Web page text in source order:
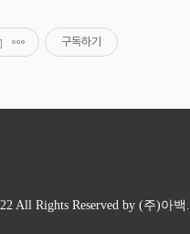
구독하기
All Rights Reserved by (주)아백.